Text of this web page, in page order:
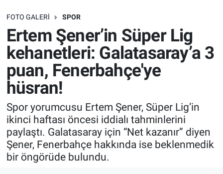
FOTO GALERI SPOR
Ertem Şener’in Süper Lig
kehanetleri: Galatasaray’a 3
puan, Fenerbahçe'ye
hüsran!
Spor yorumcusu Ertem Şener, Süper Lig’in
ikinci haftası öncesi iddialı tahminlerini
paylaştı. Galatasaray için “Net kazanır” diyen
Şener, Fenerbahçe hakkında ise beklenmedik
bir öngörüde bulundu.
SAĞLIK
EKONOMİ
EĞİTİM
ÖZEL HABER
Keşfet
ASTROLOJİ